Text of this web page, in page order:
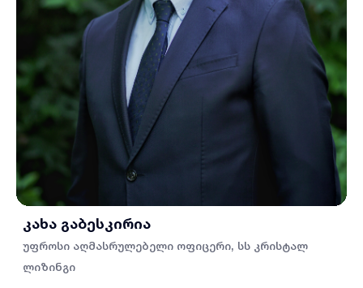
კახა გაბესკირია
უფროსი აღმასრულებელი ოფიცერი, სს კრისტალ
ლიზინგი